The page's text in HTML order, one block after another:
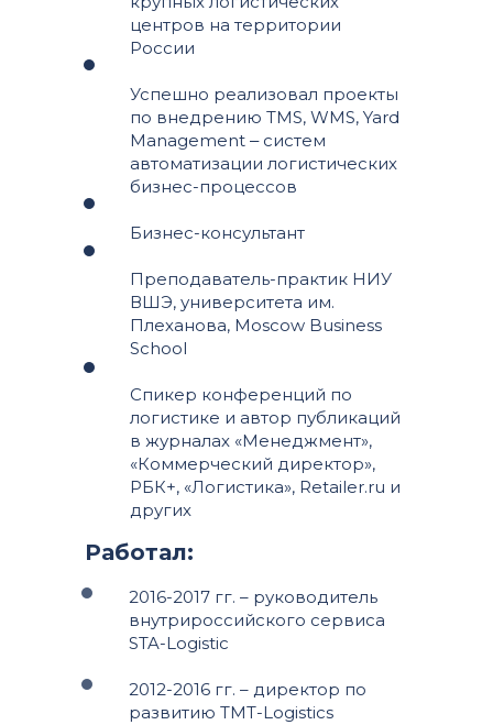
центров на территории
России
Успешно реализовал проекты
по внедрению TMS, WMS, Yard
Management ‒ систем
автоматизации логистических
бизнес-процессов
Бизнес-консультант
Преподаватель-практик НИУ
ВШЭ, университета им.
Плеханова, Moscow Business
School
Спикер конференций по
логистике и автор публикаций
в журналах «Менеджмент»,
«Коммерческий директор»,
РБК+, «Логистика», Retailer.ru и
других
Работал:
2016-2017 гг. – руководитель
внутрироссийского сервиса
STA-Logistic
2012-2016 гг. – директор по
развитию TMT-Logistics